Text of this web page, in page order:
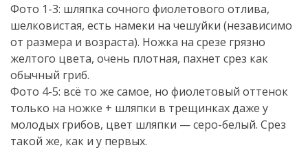
Фото 1-3: шляпка сочного фиолетового отлива,
шелковистая, есть намеки на чешуйки (независимо
от размера и возраста). Ножка на срезе грязно
желтого цвета, очень плотная, пахнет срез как
обычный гриб.
Фото 4-5: всё то же самое, но фиолетовый оттенок
только на ножке + шляпки в трещинках даже у
молодых грибов, цвет шляпки — серо-белый. Срез
такой же, как и у первых.